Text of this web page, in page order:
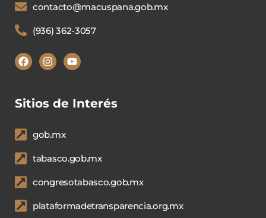
contacto@macuspana.gob.mx
(936) 362-3057
Sitios de Interés
gob.mx
tabasco.gob.mx
congresotabasco.gob.mx
plataformadetransparencia.org.mx